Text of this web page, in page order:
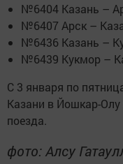
№6404 Казань –
№6407 Арск –
№6436 Казань –
№6439 Кукмор –
С 3 января по
Казани в Йошкар-
поезда.
фото: Алсу